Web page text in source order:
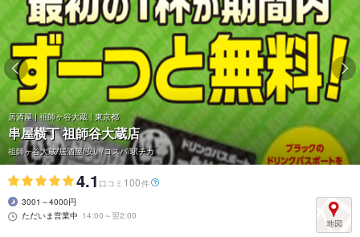
居酒屋 | 祖師ヶ谷大蔵 | 東京都
串屋横丁 祖師谷大蔵店
祖師ヶ谷大蔵/居酒屋/安い/コスパ/駅チカ
4.1 口コミ 100件
3001～4000円
ただいま営業中 14:00～翌2:00